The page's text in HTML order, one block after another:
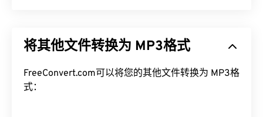
大多数媒体播放器都可以打开和读取 WMV（和
ASF）文件。打开 WMV 文件的最佳播放器是
Microsoft Windows Media Player。WMV和 ASF 是
微软开发的，如今许多在线视频都是 WMV 文件。
的文件，以便进行数字存储和传输。MP3 文件是消
MP3文件易于存储和共享，因此受众广泛。
将其他文件转换为 MP3格式
FreeConvert.com可以将您的其他文件转换为 MP3格
式：